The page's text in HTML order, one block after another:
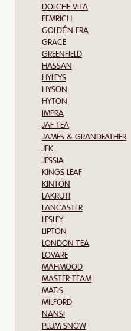
DOLCHE VITA
FEMRICH
GOLDÉN ERA
GRACE
GREENFIELD
HASSAN
HYLEYS
HYSON
HYTON
IMPRA
JAF TEA
JAMES & GRANDFATHER
JFK
JESSIA
KINGS LEAF
KINTON
LAKRUTI
LANCASTER
LESLEY
LIPTON
LONDON TEA
LOVARE
MAHMOOD
MASTER TEAM
MATIS
MILFORD
NANSI
PLUM SNOW